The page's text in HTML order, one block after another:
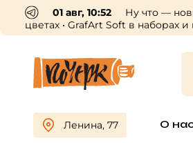
01 авг, 10:52
Ну что —
цветах • GrafArt Soft в наборах
Ленина, 77 О